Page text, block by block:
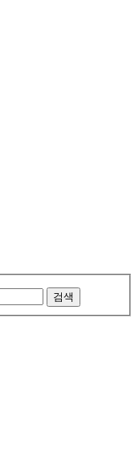
검색